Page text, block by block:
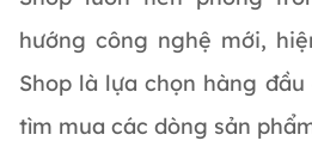
hướng công nghệ mới,
Shop là lựa chọn hàng
tìm mua các dòng sản